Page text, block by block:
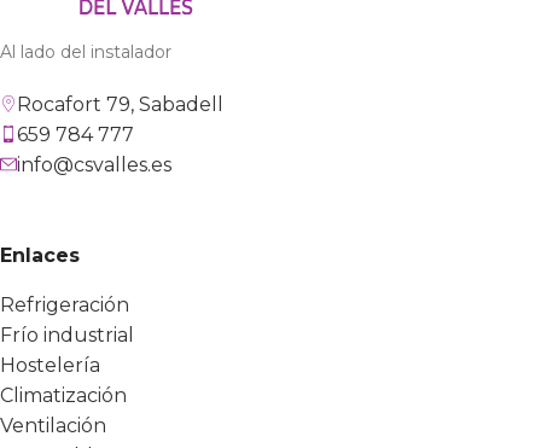
Al lado del instalador
Rocafort 79, Sabadell
659 784 777
info@csvalles.es
Enlaces
Refrigeración
Frío industrial
Hostelería
Climatización
Ventilación